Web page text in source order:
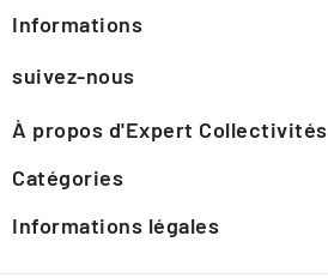
Informations
suivez-nous
À propos d'Expert Collectivités
Catégories
Informations légales